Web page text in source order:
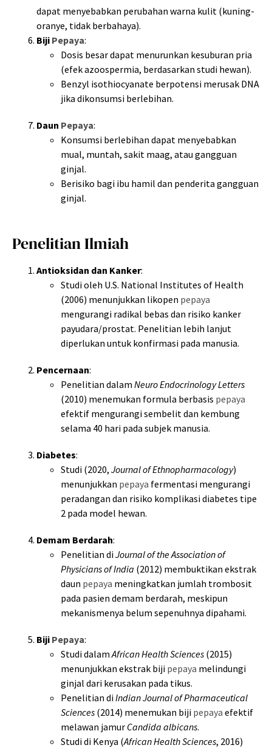
dapat menyebabkan perubahan warna kulit (kuning-
oranye, tidak berbahaya).
Biji Pepaya:
Dosis besar dapat menurunkan kesuburan pria
(efek azoospermia, berdasarkan studi hewan).
Benzyl isothiocyanate berpotensi merusak DNA
jika dikonsumsi berlebihan.
Daun Pepaya:
Konsumsi berlebihan dapat menyebabkan
mual, muntah, sakit maag, atau gangguan
ginjal.
Berisiko bagi ibu hamil dan penderita gangguan
ginjal.
Penelitian Ilmiah
Antioksidan dan Kanker:
Studi oleh U.S. National Institutes of Health
(2006) menunjukkan likopen pepaya
mengurangi radikal bebas dan risiko kanker
payudara/prostat. Penelitian lebih lanjut
diperlukan untuk konfirmasi pada manusia.
Pencernaan:
Penelitian dalam Neuro Endocrinology Letters
(2010) menemukan formula berbasis pepaya
efektif mengurangi sembelit dan kembung
selama 40 hari pada subjek manusia.
Diabetes:
Studi (2020, Journal of Ethnopharmacology)
menunjukkan pepaya fermentasi mengurangi
peradangan dan risiko komplikasi diabetes tipe
2 pada model hewan.
Demam Berdarah:
Penelitian diJournal of the Association of
Physicians of India (2012) membuktikan ekstrak
daun pepaya meningkatkan jumlah trombosit
pada pasien demam berdarah, meskipun
mekanismenya belum sepenuhnya dipahami.
Biji Pepaya:
Studi dalamAfrican Health Sciences (2015)
menunjukkan ekstrak biji pepaya melindungi
ginjal dari kerusakan pada tikus.
Penelitian diIndian Journal of Pharmaceutical
Sciences (2014) menemukan biji pepaya efektif
melawan jamur Candida albicans.
Studi di Kenya (African Health Sciences, 2016)